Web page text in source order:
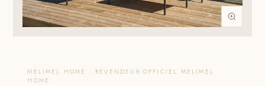
MELIMEL HOME · REVENDEUR OFFICIEL MELIMEL
HOME